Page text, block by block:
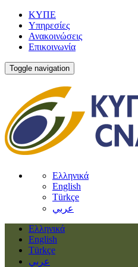
ΚΥΠΕ
Υπηρεσίες
Ανακοινώσεις
Επικοινωνία
Toggle navigation
Ελληνικά
English
Türkçe
عربي
Ελληνικά
English
Türkçe
عربي